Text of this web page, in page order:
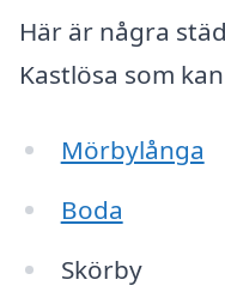
Här är några
Kastlösa som
Mörbylånga
Boda
Skörby